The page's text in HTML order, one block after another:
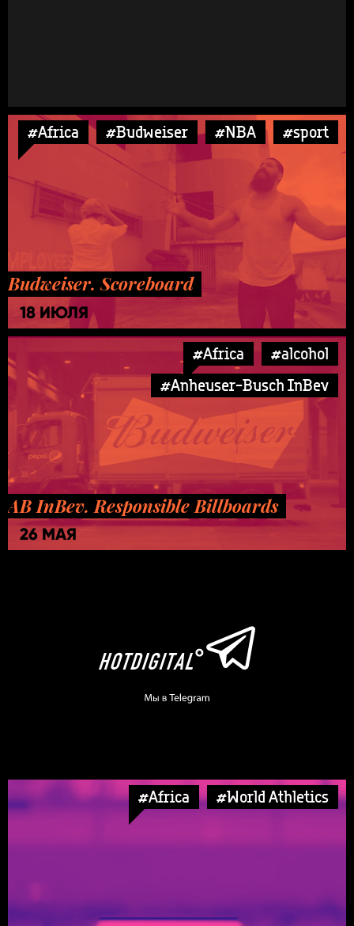
#Africa #Budweiser #NBA #sport
Budweiser. Scoreboard
18 ИЮЛЯ
#Africa
#alcohol
#Anheuser-Busch InBev
AB InBev. Responsible Billboards
26 МАЯ
#Africa #World Athletics